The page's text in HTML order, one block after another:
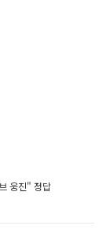
웅진" 정답